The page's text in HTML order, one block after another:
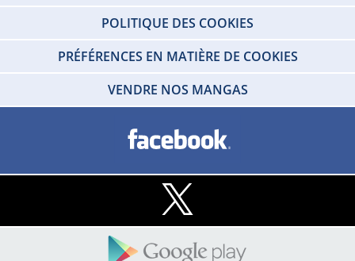
POLITIQUE DES COOKIES
PRÉFÉRENCES EN MATIÈRE DE COOKIES
VENDRE NOS MANGAS